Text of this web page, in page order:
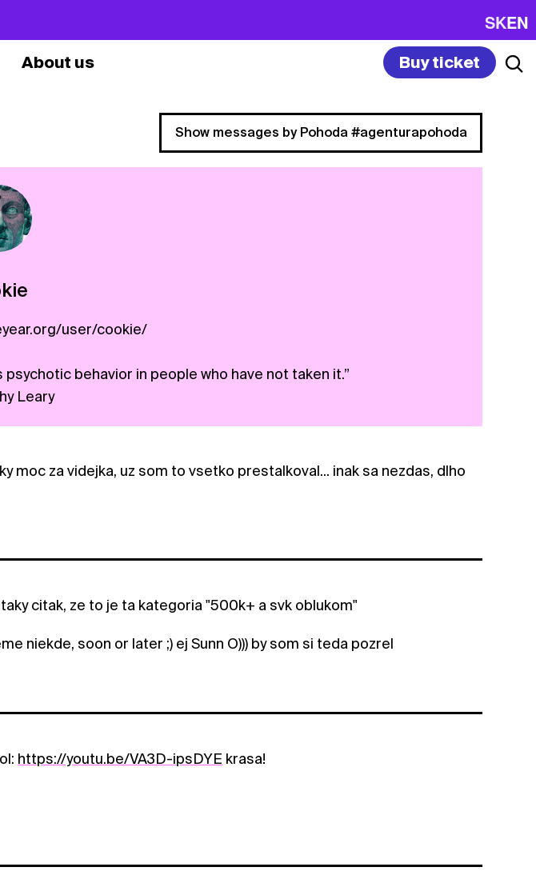
SKEN
About us Buy ticket
Show messages by Pohoda #agenturapohoda
user/cookie/
behavior in people who have not taken it.”
Leary
moc za videjka, uz som to vsetko prestalkoval... inak sa nezdas, dlho
citak, ze to je ta kategoria "500k+ a svk oblukom"
niekde, soon or later ;) ej Sunn O))) by som si teda pozrel
https://youtu.be/VA3D-ipsDYE krasa!